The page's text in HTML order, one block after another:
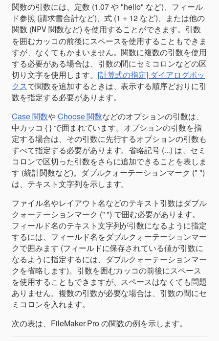
関数の引数には、定数 (1.07 や "hello" など)、フィール
ド参照 (請求書合計など)、式 (1 + 12 など)、または他の
関数 (NPV 関数など) を使用することができます。引数
を囲むカッコの前後にスペースを使用することもできま
すが、なくてもかまいません。関数に複数の引数を使用
する必要がある場合は、引数の間にセミコロンなどの区
切り文字を使用します。 [計算式の指定] ダイアログボッ
クスで関数を追加するときは、表示する順序どおりに引
数を指定する必要があります。
Case 関数やChoose 関数などのオプションの引数は、
中カッコ { } で囲まれています。オプションの引数を指
定する場合は、その引数に先行するオプションの引数も
すべて指定する必要があります。省略記号 (...) は、セミ
コロンで区切った引数をさらに追加できることを表しま
す (統計関数など)。ダブルクォーテーションマーク (" ")
は、テキスト文字列を示します。
ファイル名やレイアウト名などのテキスト引数はダブル
クォーテーションマーク (" ") で囲む必要があります。
フィールド名のテキスト文字列が引数になるように指定
するには、フィールド名をダブルクォーテーションマー
クで囲みます (フィールドに保存されている値が引数に
なるように指定するには、ダブルクォーテーションマー
クを省略します)。引数を囲むカッコの前後にスペース
を使用することもできますが、スペースはなくても問題
ありません。複数の引数が必要な場合は、引数の間にセ
ミコロンを入れます。
次の表は、FileMaker Pro の関数の例を示します。